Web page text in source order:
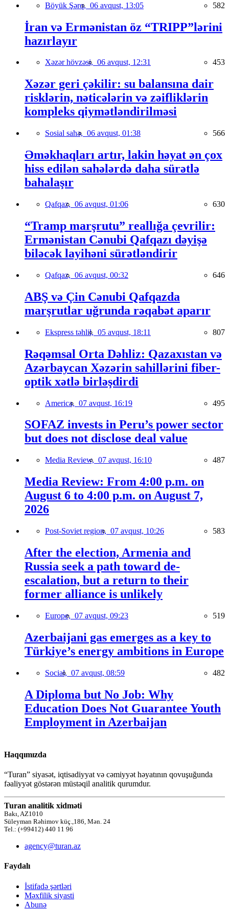
Böyük Şərq, 06 avqust, 13:05 582
İran və Ermənistan öz “TRIPP”lərini
hazırlayır
Xəzər hövzəsi, 06 avqust, 12:31 453
Xəzər geri çəkilir: su balansına dair
risklərin, nəticələrin və zəifliklərin
kompleks qiymətləndirilməsi
Sosial sahə, 06 avqust, 01:38 566
Əməkhaqları artır, lakin həyat ən çox
hiss edilən sahələrdə daha sürətlə
bahalaşır
Qafqaz, 06 avqust, 01:06 630
“Tramp marşrutu” reallığa çevrilir:
Ermənistan Cənubi Qafqazı dəyişə
biləcək layihəni sürətləndirir
Qafqaz, 06 avqust, 00:32 646
ABŞ və Çin Cənubi Qafqazda
marşrutlar uğrunda rəqabət aparır
Ekspress təhlil, 05 avqust, 18:11 807
Rəqəmsal Orta Dəhliz: Qazaxıstan və
Azərbaycan Xəzərin sahillərini fiber-
optik xətlə birləşdirdi
America, 07 avqust, 16:19 495
SOFAZ invests in Peru’s power sector
but does not disclose deal value
Media Review, 07 avqust, 16:10 487
Media Review: From 4:00 p.m. on
August 6 to 4:00 p.m. on August 7,
2026
Post-Soviet region, 07 avqust, 10:26 583
After the election, Armenia and
Russia seek a path toward de-
escalation, but a return to their
former alliance is unlikely
Europe, 07 avqust, 09:23 519
Azerbaijani gas emerges as a key to
Türkiye’s energy ambitions in Europe
Social, 07 avqust, 08:59 482
A Diploma but No Job: Why
Education Does Not Guarantee Youth
Employment in Azerbaijan
Haqqımızda
“Turan” siyasət, iqtisadiyyat və cəmiyyət həyatının qovuşuğunda
fəaliyyət göstərən müstəqil analitik qurumdur.
Turan analitik xidməti
Bakı, AZ1010
Süleyman Rəhimov küç.,186, Mən. 24
Tel.: (+99412) 440 11 96
agency@turan.az
Faydalı
İstifadə şərtləri
Məxfilik siyasti
Abunə